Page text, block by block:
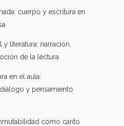
cuerpo y escritura en
y literatura: narración,
de la lectura
en el aula:
y pensamiento
como canto